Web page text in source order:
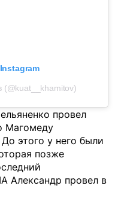
(@kuat__khamitov)
провел
Магомеду
этого у него были
позже
Александр провел в